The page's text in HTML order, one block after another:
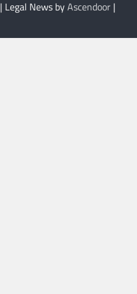
| Legal News byAscendoor |